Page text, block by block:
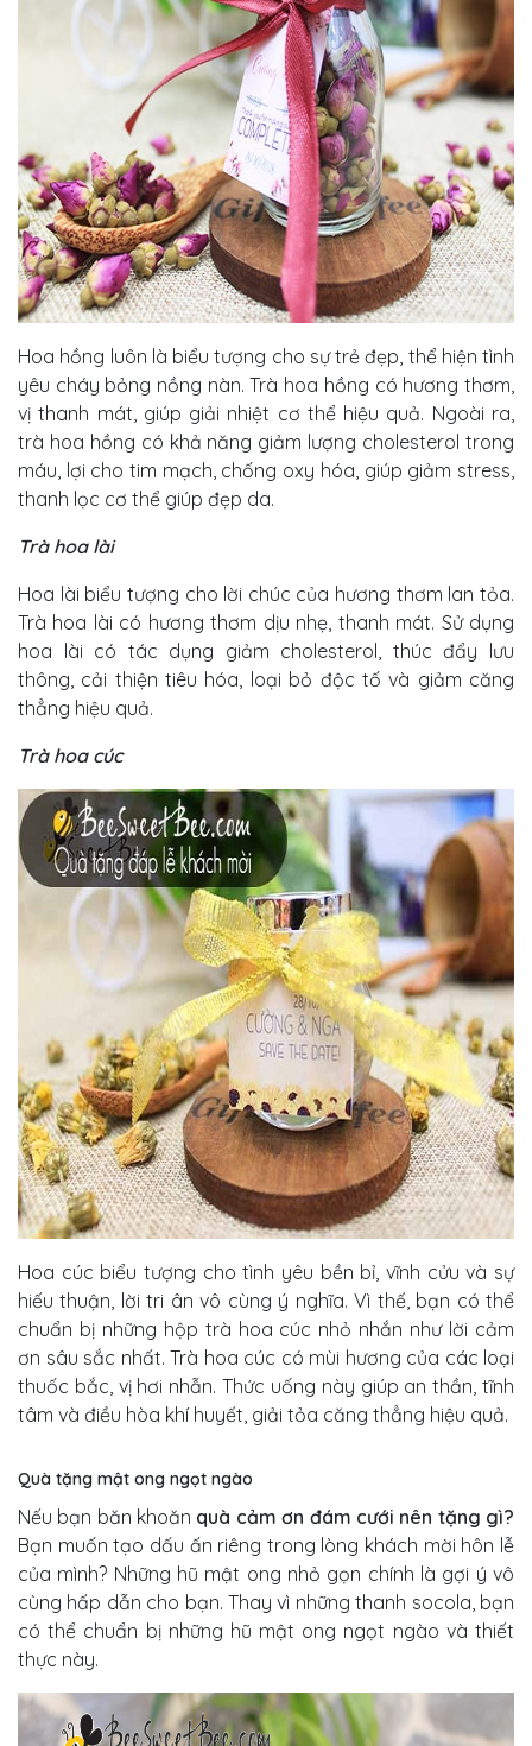
Hoa hồng luôn là biểu tượng cho sự trẻ đẹp, thể hiện tình
yêu cháy bỏng nồng nàn. Trà hoa hồng có hương thơm,
vị thanh mát, giúp giải nhiệt cơ thể hiệu quả. Ngoài ra,
trà hoa hồng có khả năng giảm lượng cholesterol trong
máu, lợi cho tim mạch, chống oxy hóa, giúp giảm stress,
thanh lọc cơ thể giúp đẹp da.
Trà hoa lài
Hoa lài biểu tượng cho lời chúc của hương thơm lan tỏa.
Trà hoa lài có hương thơm dịu nhẹ, thanh mát. Sử dụng
hoa lài có tác dụng giảm cholesterol, thúc đẩy lưu
thông, cải thiện tiêu hóa, loại bỏ độc tố và giảm căng
thẳng hiệu quả.
Trà hoa cúc
Hoa cúc biểu tượng cho tình yêu bền bỉ, vĩnh cửu và sự
hiếu thuận, lời tri ân vô cùng ý nghĩa. Vì thế, bạn có thể
chuẩn bị những hộp trà hoa cúc nhỏ nhắn như lời cảm
ơn sâu sắc nhất. Trà hoa cúc có mùi hương của các loại
thuốc bắc, vị hơi nhẫn. Thức uống này giúp an thần, tĩnh
tâm và điều hòa khí huyết, giải tỏa căng thẳng hiệu quả.
Quà tặng mật ong ngọt ngào
Nếu bạn băn khoăn quà cảm ơn đám cưới nên tặng gì?
Bạn muốn tạo dấu ấn riêng trong lòng khách mời hôn lễ
của mình? Những hũ mật ong nhỏ gọn chính là gợi ý vô
cùng hấp dẫn cho bạn. Thay vì những thanh socola, bạn
có thể chuẩn bị những hũ mật ong ngọt ngào và thiết
thực này.